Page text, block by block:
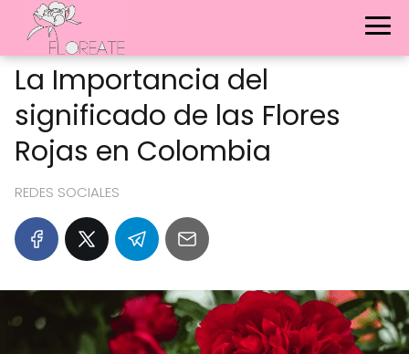
La Importancia del
significado de las Flores
Rojas en Colombia
REDES SOCIALES